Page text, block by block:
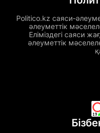
Politico.kz саяси-
әлеуметтік
Еліміздегі саяси
әлеуметтік